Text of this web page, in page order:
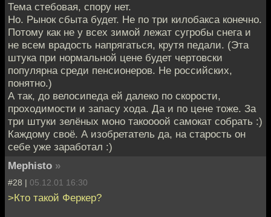
Тема стебовая, спору нет.
Но. Рынок сбыта будет. Не по три килобакса конечно.
Потому как не у всех зимой лежат сугробы снега и
не всем врадость напрягаться, крутя педали. (Эта
штука при нормальной цене будет чертовски
популярна среди пенсионеров. Не российских,
понятно.)
А так, до велосипеда ей далеко по скорости,
проходимости и запасу хода. Да и по цене тоже. За
три штуки зелёных моно такоооой самокат собрать :)
Каждому своё. А изобретатель да, на старость он
себе уже заработал :)
Mephisto »
#28 | 05.12.01 16:30
>Кто такой Феркер?